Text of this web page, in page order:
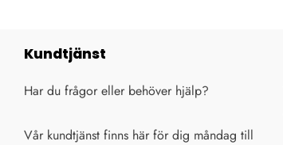
Kundtjänst
Har du frågor eller behöver hjälp?
Vår kundtjänst finns här för dig måndag till